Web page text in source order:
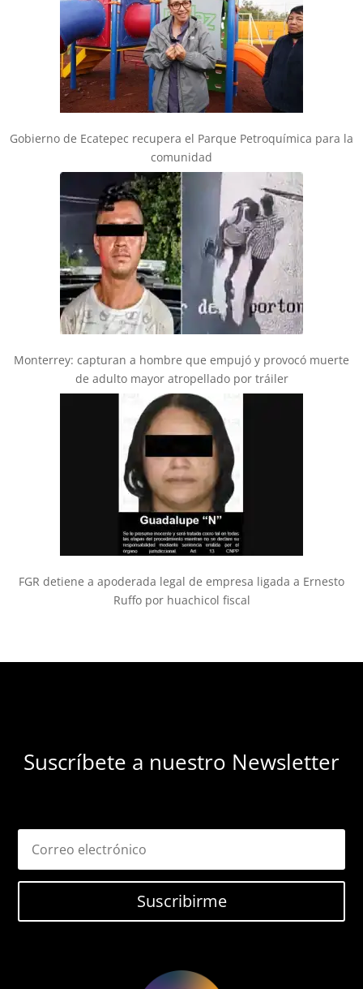
Gobierno de Ecatepec recupera el Parque Petroquímica para la
comunidad
Monterrey: capturan a hombre que empujó y provocó muerte
de adulto mayor atropellado por tráiler
FGR detiene a apoderada legal de empresa ligada a Ernesto
Ruffo por huachicol fiscal
Suscríbete a nuestro Newsletter
Suscribirme